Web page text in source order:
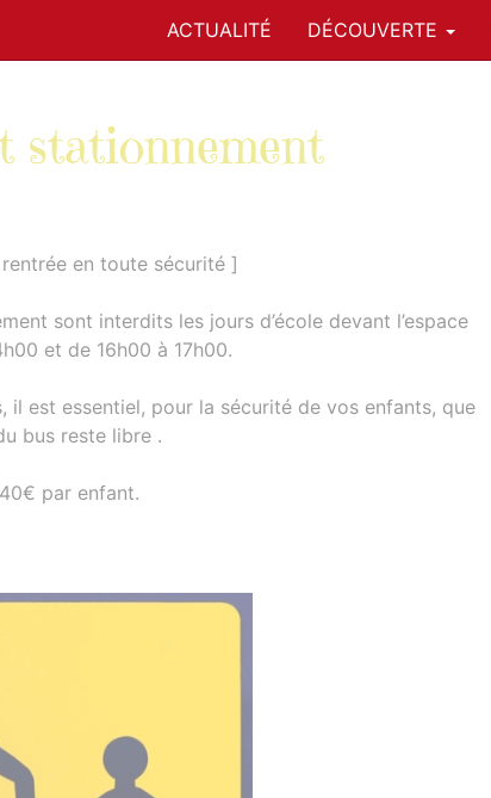
ACTUALITÉ DÉCOUVERTE
stationnement
en toute sécurité ]
sont interdits les jours d’école devant l’espace
et de 16h00 à 17h00.
il est essentiel, pour la sécurité de vos enfants, que
bus reste libre .
par enfant.